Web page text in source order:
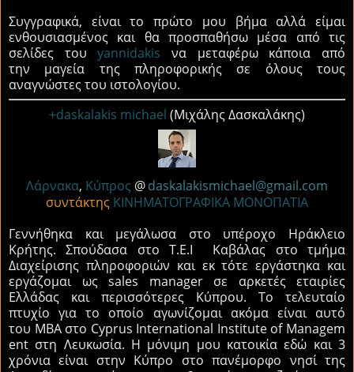
Συγγραφικά, είναι το πρώτο μου βήμα αλλά είμαι
ενθουσιασμένος και θα προσπαθήσω μέσα από τις
σελίδες τουyannidakis
να μεταφέρω κάποια από
την μαγεία της πληροφορικής σε όλους τους
αναγνώστες του ιστολογίου.
+daskalakis michael (Μιχάλης Δασκαλάκης)
Λάρνακα, Κύπρος @daskalakismichael@gmail.com
συντάκτης ΚΙΝΗΜΑΤΟΓΡΑΦΙΚΑ ΜΟΝΟΠΑΤΙΑ
Γεννήθηκα και μεγάλωσα στο υπέροχο Ηράκλειο
Κρήτης. Σπούδασα στο Τ.Ε.Ι Καβάλας στο τμήμα
Διαχείρισης πληροφοριών και εκ τότε εργάστηκα και
εργάζομαι ως sales managerσε αρκετές εταιρίες
Ελλάδας και περισσότερες Κύπρου. Το τελευταίο
πτυχίο για το οποίο αγωνίζομαι ακόμα είναι αυτό
του MBAστο Cyprus International Institute of Managem
ent στη Λευκωσία. Η μόνιμη μου κατοικία εδώ και 3
χρόνια είναι στην Κύπρο στο πανέμορφο νησί της